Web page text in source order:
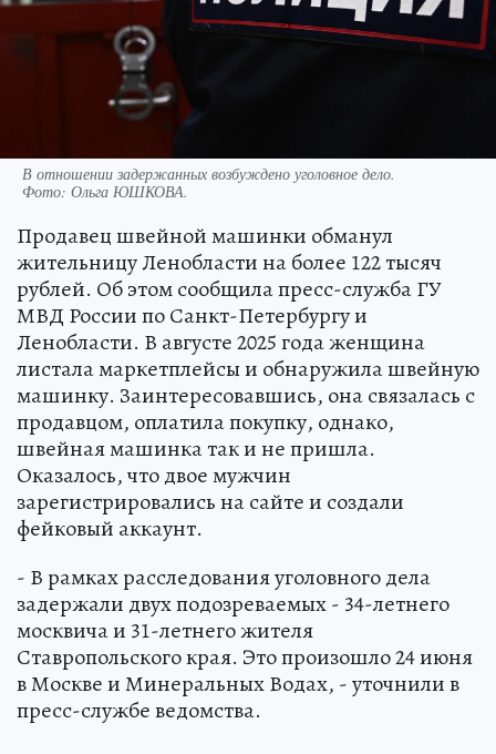
В отношении задержанных возбуждено уголовное дело.
Фото: Ольга ЮШКОВА.
Продавец швейной машинки обманул
жительницу Ленобласти на более 122 тысяч
рублей. Об этом сообщила пресс-служба ГУ
МВД России по Санкт-Петербургу и
Ленобласти. В августе 2025 года женщина
листала маркетплейсы и обнаружила швейную
машинку. Заинтересовавшись, она связалась с
продавцом, оплатила покупку, однако,
швейная машинка так и не пришла.
Оказалось, что двое мужчин
зарегистрировались на сайте и создали
фейковый аккаунт.
- В рамках расследования уголовного дела
задержали двух подозреваемых - 34-летнего
москвича и 31-летнего жителя
Ставропольского края. Это произошло 24 июня
в Москве и Минеральных Водах, - уточнили в
пресс-службе ведомства.